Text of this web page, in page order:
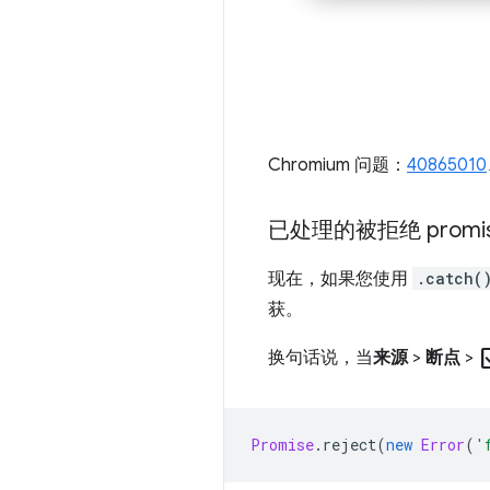
Chromium 问题： 40865010
已处理的被拒绝
现在，如果您使用 .catch()
获。
换句话说，当来源> 断点 >
Promise. reject(new Error(